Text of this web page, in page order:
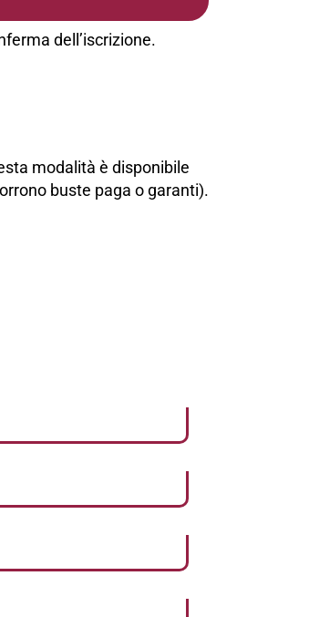
dell’iscrizione.
modalità è disponibile
buste paga o garanti).